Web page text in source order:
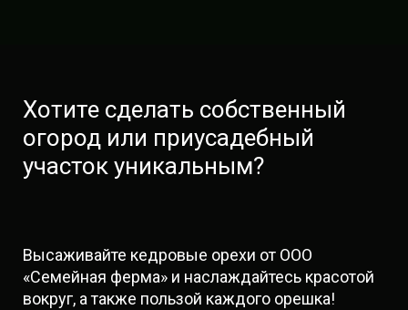
Хотите сделать собственный
огород или приусадебный
участок уникальным?
Высаживайте кедровые орехи от ООО
«Семейная ферма» и наслаждайтесь красотой
вокруг, а также пользой каждого орешка!